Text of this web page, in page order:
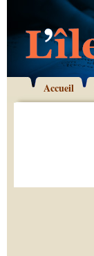
Accueil